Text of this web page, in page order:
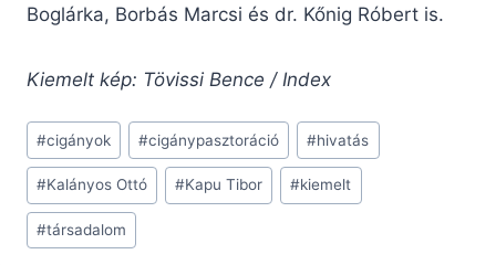
Boglárka, Borbás Marcsi és dr. Kőnig Róbert is.
Kiemelt kép: Tövissi Bence / Index
Post
Tags:
#cigányok #cigánypasztoráció #hivatás
#Kalányos Ottó #Kapu Tibor #kiemelt
#társadalom